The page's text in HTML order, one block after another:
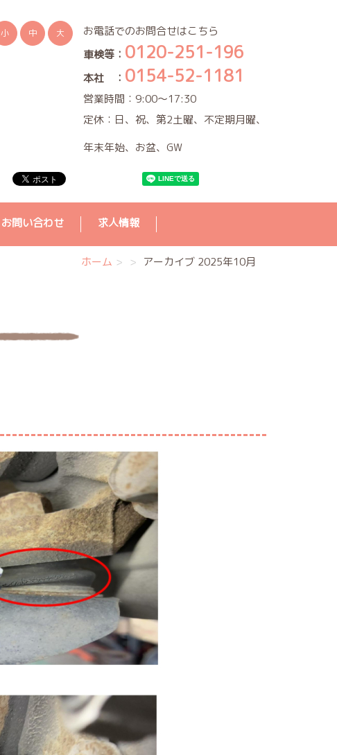
お電話でのお問合せはこちら
車検等： 0120-251-196
本社 ： 0154-52-1181
営業時間：9:00～17:30
定休：日、祝、第2土曜、不定期月曜、
年末年始、お盆、GW
小 中 大
お問い合わせ 求人情報
ホーム アーカイブ 2025年10月